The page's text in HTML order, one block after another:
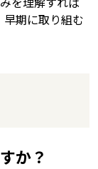
期に取り組む
か？